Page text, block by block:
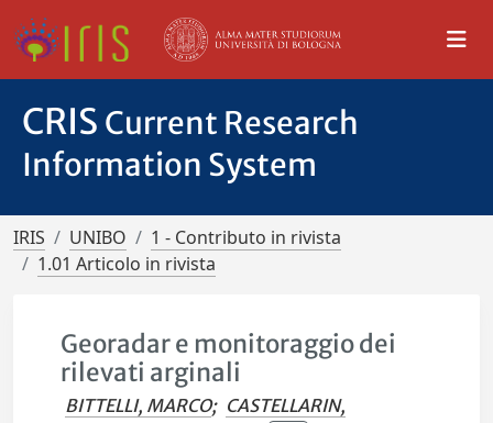
CRIS Current Research
Information System
IRIS UNIBO
1 - Contributo in rivista
1.01 Articolo in rivista
Georadar e monitoraggio dei
rilevati arginali
BITTELLI, MARCO; CASTELLARIN,